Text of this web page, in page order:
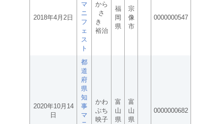
2018年4月2日
マ
ニ
フ
ェ
ス
ト
から
さ
き
裕治
福
岡
県
宗
像
市
0000000547
2020年10月14
日
都
道
府
県
知
事
マ
かわ
ぶち
映子
富
山
県
富
山
県
0000000682